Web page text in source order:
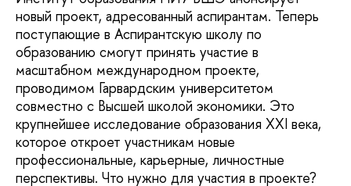
новый проект, адресованный аспирантам. Теперь
поступающие в Аспирантскую школу по
образованию смогут принять участие в
масштабном международном проекте,
проводимом Гарвардским университетом
совместно с Высшей школой экономики. Это
крупнейшее исследование образования XXI века,
которое откроет участникам новые
профессиональные, карьерные, личностные
перспективы. Что нужно для участия в проекте?